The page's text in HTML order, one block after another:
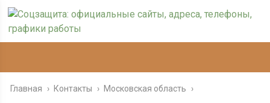
Главная › Контакты › Московская область ›